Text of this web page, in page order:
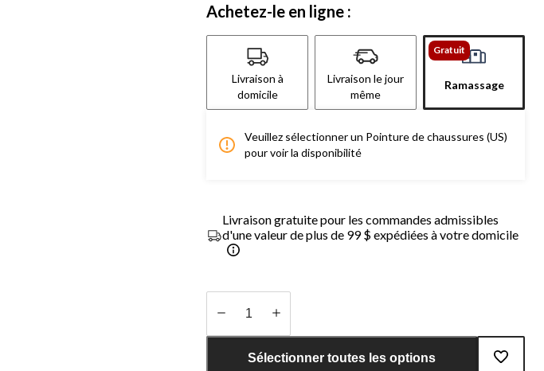
Achetez-le en ligne :
Livraison à
domicile
Livraison le jour
même
Gratuit
Ramassage
Veuillez sélectionner un Pointure de chaussures (US)
pour voir la disponibilité
Livraison gratuite pour les commandes admissibles
d'une valeur de plus de 99 $ expédiées à votre domicile
Quantité
Sélectionner toutes les options